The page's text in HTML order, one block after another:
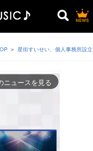
星街すいせい、個人事務所設
ニュースを見る